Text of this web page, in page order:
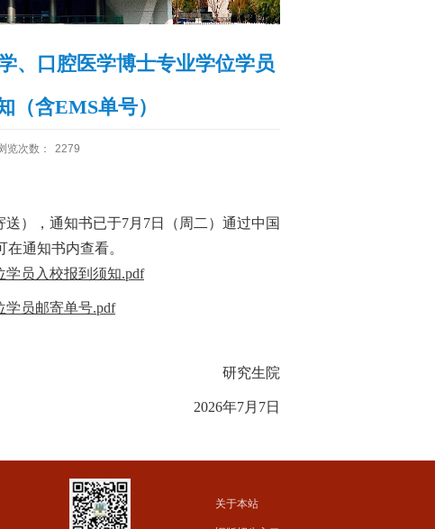
首页 博士招生 招生动态
、口腔医学博士专业学位学员
（含EMS单号）
览次数： 2279
送），通知书已于7月 7日（周 二 ）通过中国
通知书内查看。
学员入校报到须知.pdf
学员邮寄单号.pdf
研究生院
2026年7月7日
关于本站